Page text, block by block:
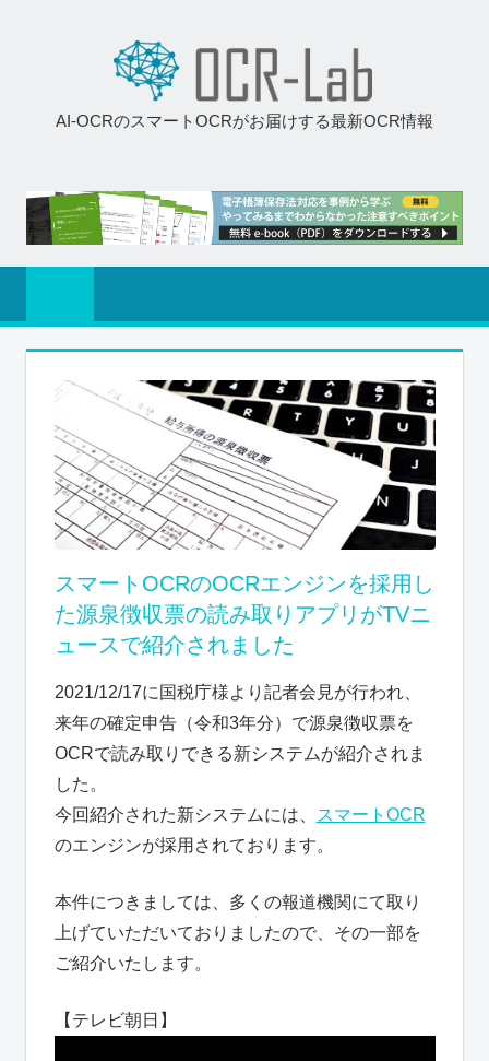
AI-OCRのスマートOCRがお届けする最新OCR情報
スマートOCRのOCRエンジンを採用し
た源泉徴収票の読み取りアプリがTVニ
ュースで紹介されました
2021/12/17に国税庁様より記者会見が行われ、
来年の確定申告（令和3年分）で源泉徴収票を
OCRで読み取りできる新システムが紹介されま
した。
今回紹介された新システムには、
スマートOCR
のエンジンが採用されております。
本件につきましては、多くの報道機関にて取り
上げていただいておりましたので、その一部を
ご紹介いたします。
【テレビ朝日】